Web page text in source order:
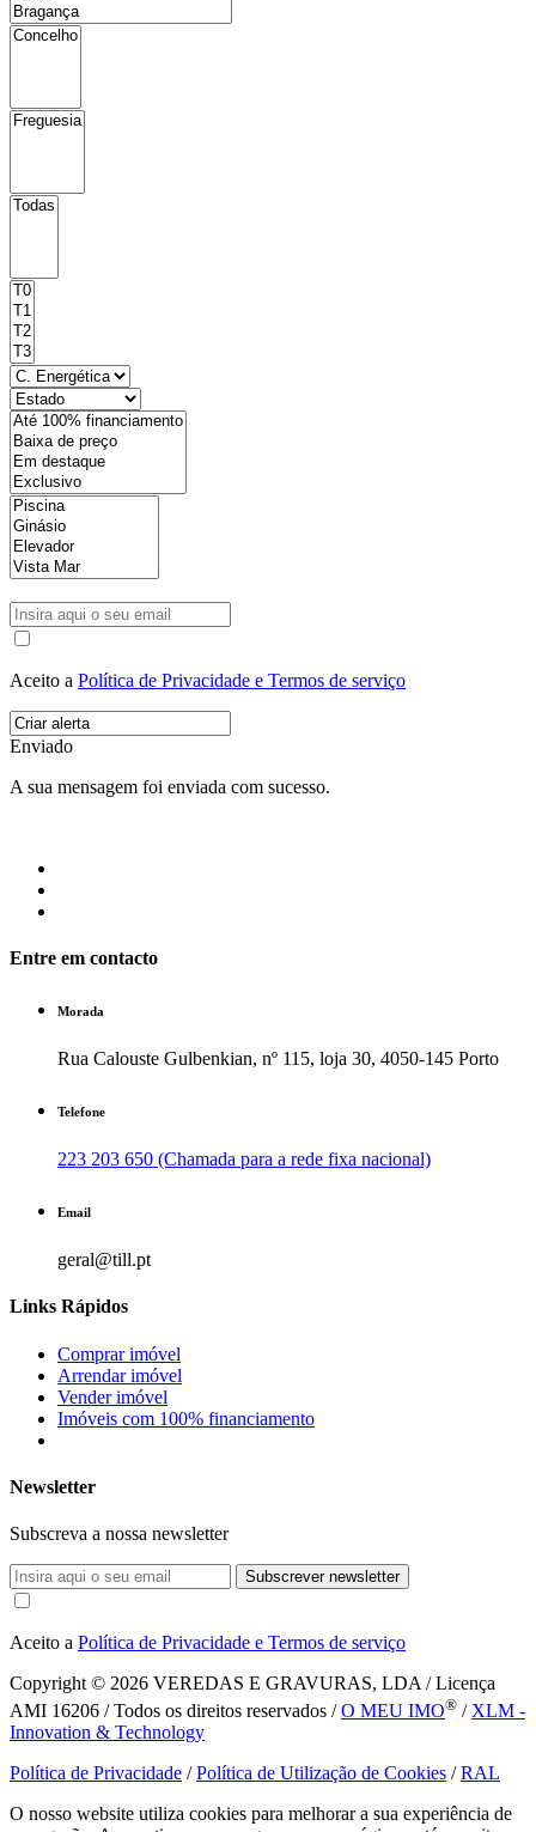
Aceito a Política de Privacidade e Termos de serviço
Enviado
A sua mensagem foi enviada com sucesso.
Entre em contacto
Morada
Rua Calouste Gulbenkian, nº 115, loja 30, 4050-145 Porto
Telefone
223 203 650 (Chamada para a rede fixa nacional)
Email
geral@till.pt
Links Rápidos
Comprar imóvel
Arrendar imóvel
Vender imóvel
Imóveis com 100% financiamento
Newsletter
Subscreva a nossa newsletter
Subscrever newsletter
Aceito a Política de Privacidade e Termos de serviço
Copyright © 2026 VEREDAS E GRAVURAS, LDA / Licença
AMI 16206 / Todos os direitos reservados /O MEU IMO® / XLM -
Innovation & Technology
Política de Privacidade /Política de Utilização de Cookies /RAL
O nosso website utiliza cookies para melhorar a sua experiência de